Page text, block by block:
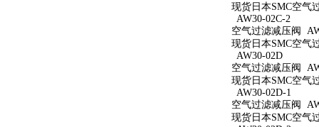
现货日本SMC空气
AW30-02C-2
空气过滤减压阀
现货日本SMC空气
AW30-02D
空气过滤减压阀
现货日本SMC空气
AW30-02D-1
空气过滤减压阀
现货日本SMC空气